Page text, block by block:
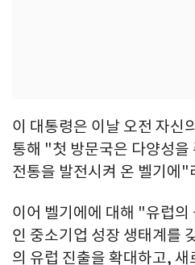
이 대통령은 이날 오전 자신
통해 "첫 방문국은 다양성을
전통을 발전시켜 온 벨기에"
이어 벨기에에 대해 "유럽의
인 중소기업 성장 생태계를
의 유럽 진출을 확대하고, 새